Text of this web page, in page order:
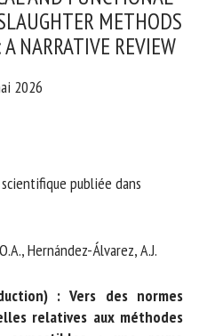
AND FUNCTIONAL
SLAUGHTER
INSECTS: A
REVIEW
publiée dans
Hernández-Álvarez, A.J.